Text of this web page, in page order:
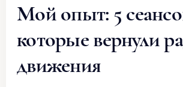
Мой опыт: 5
которые вернули
движения